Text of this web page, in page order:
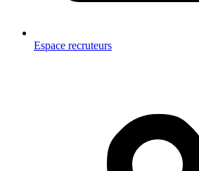
Espace recruteurs